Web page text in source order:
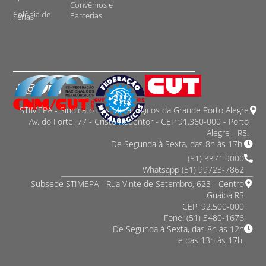
Colônia de
Férias
Convênios e
Parcerias
STIMEPA - Sindicato dos Metalurgicos da Grande Porto Alegre
Av. do Forte, 77 - Cristo Redentor - CEP 91.360-000 - Porto
Alegre - RS.
De Segunda à Sexta, das 8h às 17h.
(51) 3371.9000
Whatsapp (51) 99723-7862
Subsede STIMEPA - Rua Vinte de Setembro, 623 - Centro
Guaíba RS
CEP: 92.500-000
Fone: (51) 3480-1676
De Segunda à Sexta, das 8h às 12h
e das 13h às 17h.